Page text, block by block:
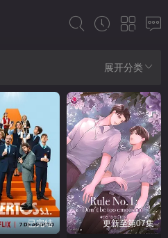
展开分类
已完结 更新至第07集